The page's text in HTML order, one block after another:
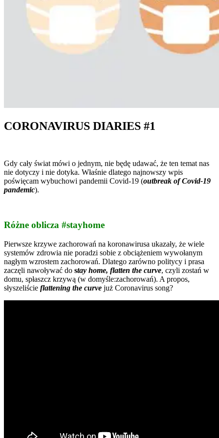
CORONAVIRUS DIARIES #1
Gdy cały świat mówi o jednym, nie będę udawać, że ten temat nas
nie dotyczy i nie dotyka. Właśnie dlatego najnowszy wpis
poświęcam wybuchowi pandemii Covid-19 (outbreak of Covid-19
pandemic).
Różne oblicza #stayhome
Pierwsze krzywe zachorowań na koronawirusa ukazały, że wiele
systemów zdrowia nie poradzi sobie z obciążeniem wywołanym
nagłym wzrostem zachorowań. Dlatego zarówno politycy i prasa
zaczęli nawoływać do stay home, flatten the curve, czyli zostań w
domu, spłaszcz krzywą (w domyśle:zachorowań). A propos,
słyszeliście flattening the curve już Coronavirus song?